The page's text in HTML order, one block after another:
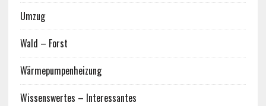
Umzug
Wald – Forst
Wärmepumpenheizung
Wissenswertes – Interessantes